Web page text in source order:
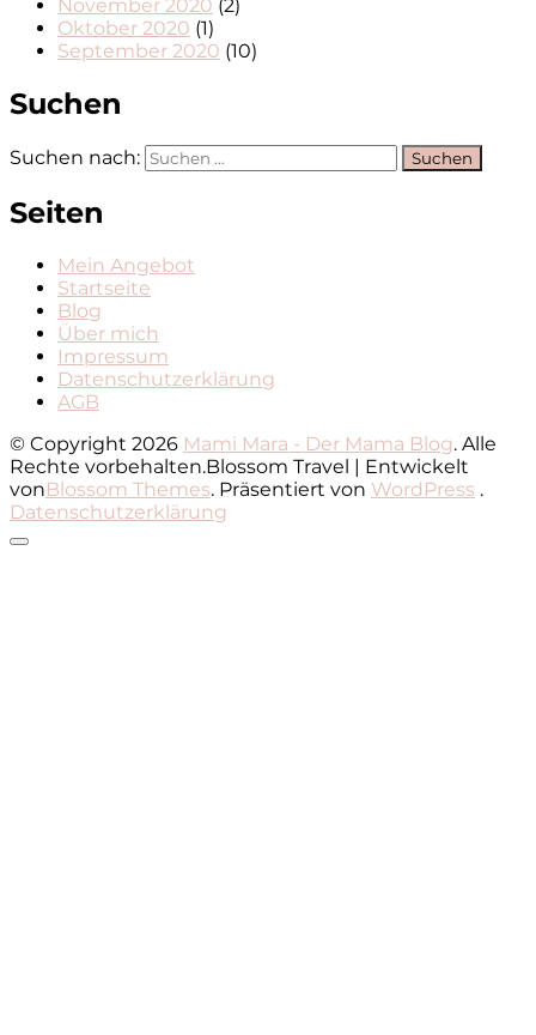
November 2020 (2)
Oktober 2020 (1)
September 2020 (10)
Suchen
Suchen nach:
Seiten
Mein Angebot
Startseite
Blog
Über mich
Impressum
Datenschutzerklärung
AGB
© Copyright 2026 Mami Mara - Der Mama Blog. Alle
Rechte vorbehalten.Blossom Travel | Entwickelt
vonBlossom Themes. Präsentiert von WordPress .
Datenschutzerklärung